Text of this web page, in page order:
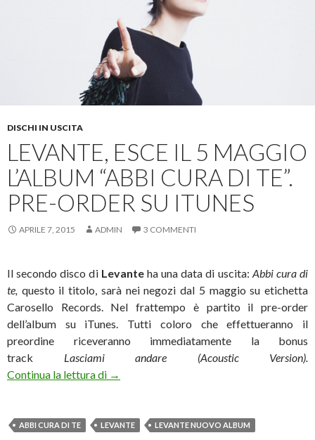
DISCHI IN USCITA
LEVANTE, ESCE IL 5 MAGGIO
L’ALBUM “ABBI CURA DI TE”.
PRE-ORDER SU ITUNES
APRILE 7, 2015 ADMIN 3 COMMENTI
Il secondo disco di Levante ha una data di uscita: Abbi cura di
te, questo il titolo, sarà nei negozi dal 5 maggio su etichetta
Carosello Records. Nel frattempo è partito il pre-order
dell’album su iTunes. Tutti coloro che effettueranno il
preordine riceveranno immediatamente la bonus
track Lasciami andare (Acoustic Version).
Continua la lettura di
Levante, esce il 5 maggio l’album “Abbi
→
ABBI CURA DI TE LEVANTE LEVANTE NUOVO ALBUM